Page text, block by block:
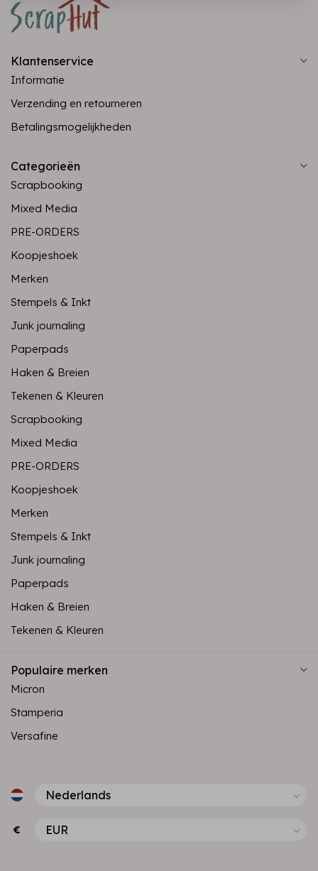
Klantenservice
Informatie
Verzending en retourneren
Betalingsmogelijkheden
Categorieën
Scrapbooking
Mixed Media
PRE-ORDERS
Koopjeshoek
Merken
Stempels & Inkt
Junk journaling
Paperpads
Haken & Breien
Tekenen & Kleuren
Scrapbooking
Mixed Media
PRE-ORDERS
Koopjeshoek
Merken
Stempels & Inkt
Junk journaling
Paperpads
Haken & Breien
Tekenen & Kleuren
Populaire merken
Micron
Stamperia
Versafine
€